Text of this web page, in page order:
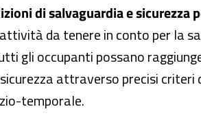
di salvaguardia e sicurezza
da tenere in conto per la
gli occupanti possano
attraverso precisi
temporale.